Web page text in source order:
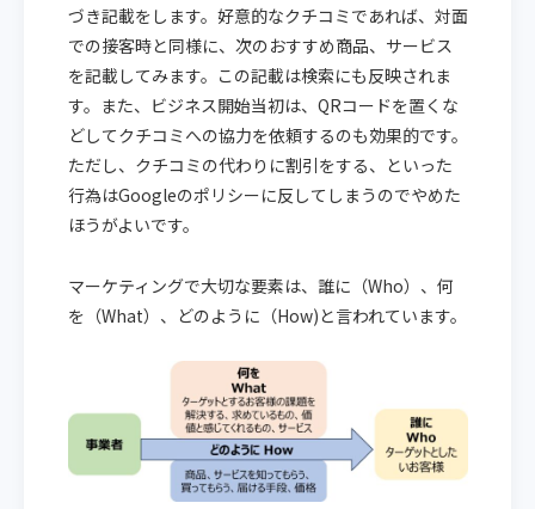
づき記載をします。好意的なクチコミであれば、対面
での接客時と同様に、次のおすすめ商品、サービス
を記載してみます。この記載は検索にも反映されま
す。また、ビジネス開始当初は、QRコードを置くな
どしてクチコミへの協力を依頼するのも効果的です。
ただし、クチコミの代わりに割引をする、といった
行為はGoogleのポリシーに反してしまうのでやめた
ほうがよいです。
マーケティングで大切な要素は、誰に（Who）、何
を（What）、どのように（How)と言われています。